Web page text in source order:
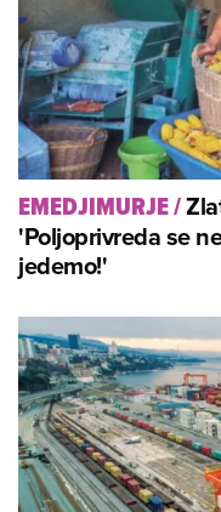
EMEDJIMURJE/
'Poljoprivreda se
jedemo!'